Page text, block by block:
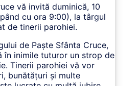
vă invită duminică, 10
cu ora 9:00), la târgul
de tinerii parohiei.
de Paște Sfânta Cruce,
în inimile tuturor un strop de
Tinerii parohiei vă vor
bunătățuri și multe